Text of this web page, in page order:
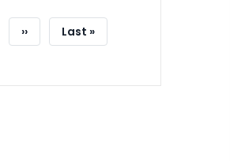
Next
››
Last
Last »